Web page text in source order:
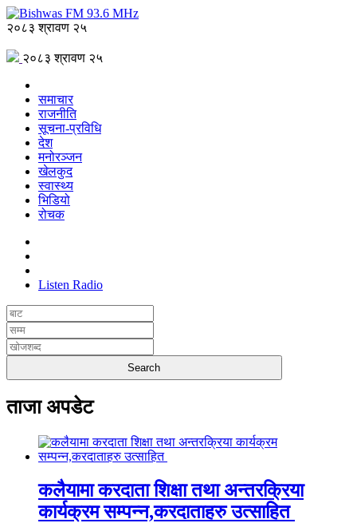
२०८३ श्रावण २५
२०८३ श्रावण २५
समाचार
राजनीति
सूचना-प्रविधि
देश
मनोरञ्जन
खेलकुद
स्वास्थ्य
भिडियो
रोचक
Listen Radio
ताजा अपडेट
कलैयामा करदाता शिक्षा तथा अन्तरक्रिया
कार्यक्रम सम्पन्न,करदाताहरु उत्साहित